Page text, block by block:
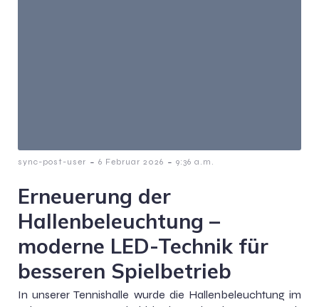
sync-post-user - 6 Februar 2026 - 9:36 a.m.
Erneuerung der
Hallenbeleuchtung –
moderne LED-Technik für
besseren Spielbetrieb
In unserer Tennishalle wurde die Hallenbeleuchtung im